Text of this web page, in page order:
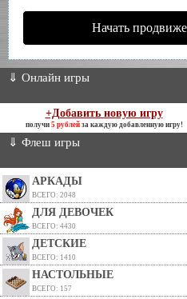
Начать
⇓ Онлайн игры
+Добавить новую игру
получи 5 рублейза каждую добавленную игру!
⇓ Флеш игры
АРКАДЫ
ВСЕГО: 2048
ДЛЯ ДЕВОЧЕК
ВСЕГО: 4430
ДЕТСКИЕ
ВСЕГО: 1410
НАСТОЛЬНЫЕ
ВСЕГО: 157